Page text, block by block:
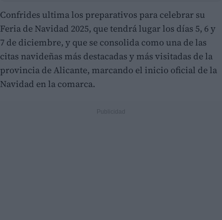
Confrides ultima los preparativos para celebrar su
Feria de Navidad 2025, que tendrá lugar los días 5, 6 y
7 de diciembre, y que se consolida como una de las
citas navideñas más destacadas y más visitadas de la
provincia de Alicante, marcando el inicio oficial de la
Navidad en la comarca.